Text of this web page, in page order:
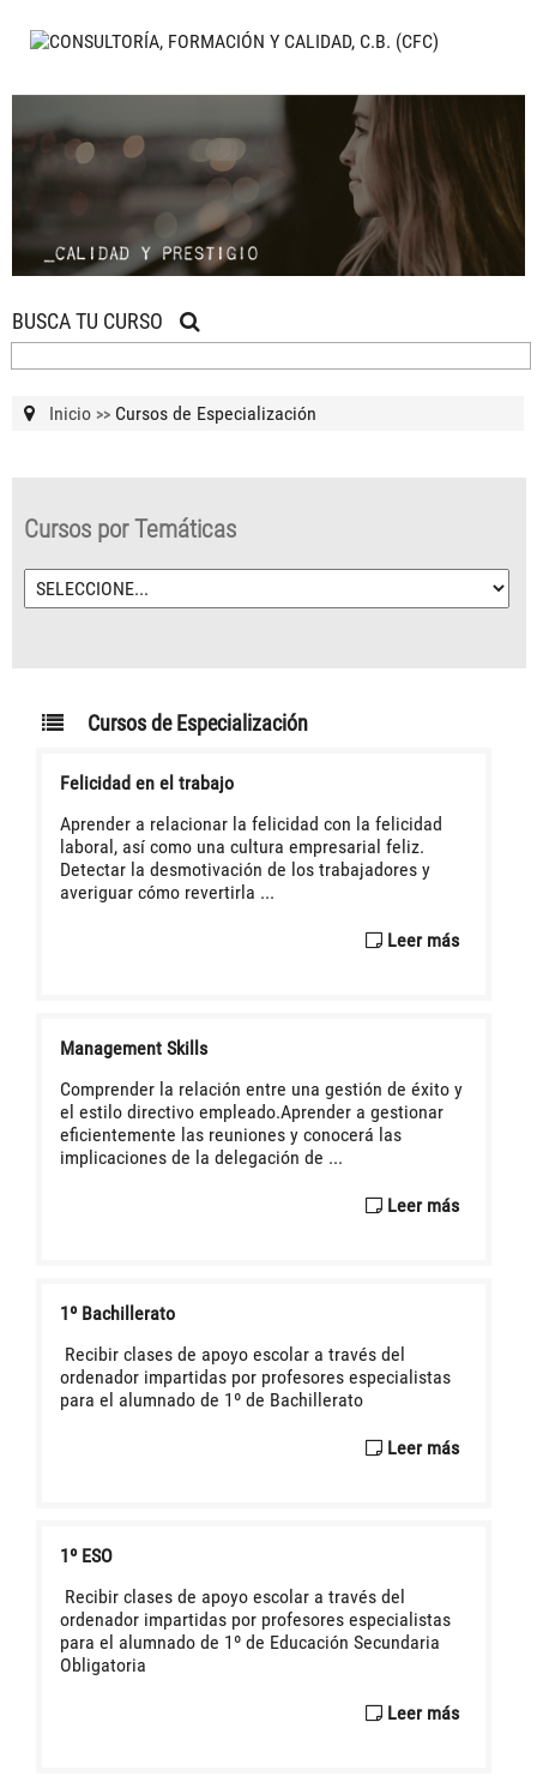
BUSCA TU CURSO
Inicio >> Cursos de Especialización
Cursos por Temáticas
Cursos de Especialización
Felicidad en el trabajo
Aprender a relacionar la felicidad con la felicidad
laboral, así como una cultura empresarial feliz.
Detectar la desmotivación de los trabajadores y
averiguar cómo revertirla ...
Leer más
Management Skills
Comprender la relación entre una gestión de éxito y
el estilo directivo empleado.Aprender a gestionar
eficientemente las reuniones y conocerá las
implicaciones de la delegación de ...
Leer más
1º Bachillerato
Recibir clases de apoyo escolar a través del
ordenador impartidas por profesores especialistas
para el alumnado de 1º de Bachillerato
Leer más
1º ESO
Recibir clases de apoyo escolar a través del
ordenador impartidas por profesores especialistas
para el alumnado de 1º de Educación Secundaria
Obligatoria
Leer más